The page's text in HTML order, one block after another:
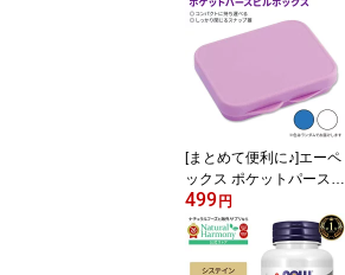
pex Deluxe Pill Splitter, 1
splitter 健康サプリメント
栄養補助食品 海外 アメ
リカ
[まとめて便利に♪]エーペ
ックス ポケットパースピ
ルボックス ピルケース A
PEX Poket / Purse Pill B
ox 薬 サプリ 持ち運び 旅
行 出張 健康サプリメン
499 円